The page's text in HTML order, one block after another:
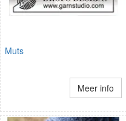
Muts
Meer info